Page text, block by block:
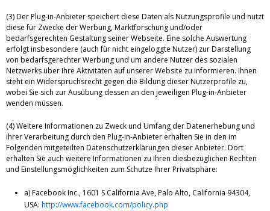
(3) Der Plug-in-Anbieter speichert diese Daten als Nutzungsprofile und nutzt
diese für Zwecke der Werbung, Marktforschung und/oder
bedarfsgerechten Gestaltung seiner Webseite. Eine solche Auswertung
erfolgt insbesondere (auch für nicht eingeloggte Nutzer) zur Darstellung
von bedarfsgerechter Werbung und um andere Nutzer des sozialen
Netzwerks über Ihre Aktivitäten auf unserer Website zu informieren. Ihnen
steht ein Widerspruchsrecht gegen die Bildung dieser Nutzerprofile zu,
wobei Sie sich zur Ausübung dessen an den jeweiligen Plug-in-Anbieter
wenden müssen.
(4) Weitere Informationen zu Zweck und Umfang der Datenerhebung und
ihrer Verarbeitung durch den Plug-in-Anbieter erhalten Sie in den im
Folgenden mitgeteilten Datenschutzerklärungen dieser Anbieter. Dort
erhalten Sie auch weitere Informationen zu Ihren diesbezüglichen Rechten
und Einstellungsmöglichkeiten zum Schutze Ihrer Privatsphäre:
a) Facebook Inc., 1601 S California Ave, Palo Alto, California 94304,
USA: http://www.facebook.com/policy.php